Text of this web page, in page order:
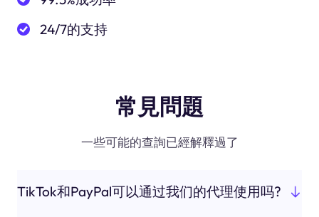
24/7的支持
常見問題
一些可能的查詢已經解釋過了
TikTok和PayPal可以通过我们的代理使用吗?